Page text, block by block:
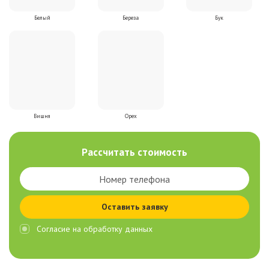
Белый Береза Бук
Вишня Орех
Рассчитать стоимость
Оставить заявку
Согласие на обработку данных